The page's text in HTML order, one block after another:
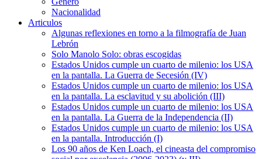
Nacionalidad
Articulos
Algunas reflexiones en torno a la filmografía de Juan
Lebrón
Solo Manolo Solo: obras escogidas
Estados Unidos cumple un cuarto de milenio: los USA
en la pantalla. La Guerra de Secesión (IV)
Estados Unidos cumple un cuarto de milenio: los USA
en la pantalla. La esclavitud y su abolición (III)
Estados Unidos cumple un cuarto de milenio: los USA
en la pantalla. La Guerra de la Independencia (II)
Estados Unidos cumple un cuarto de milenio: los USA
en la pantalla. Introducción (I)
Los 90 años de Ken Loach, el cineasta del compromiso